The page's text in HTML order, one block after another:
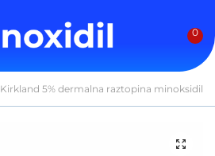
0
Kirkland 5% dermalna raztopina minoksidil
🔍